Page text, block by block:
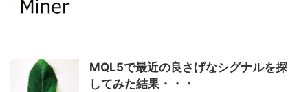
MQL5で最近の良さげなシグナルを探
してみた結果・・・